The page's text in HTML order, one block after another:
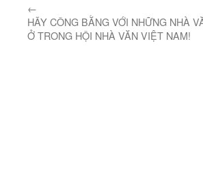
←
HÃY CÔNG BẰNG VỚI NHỮNG NHÀ
Ở TRONG HỘI NHÀ VĂN VIỆT NAM!